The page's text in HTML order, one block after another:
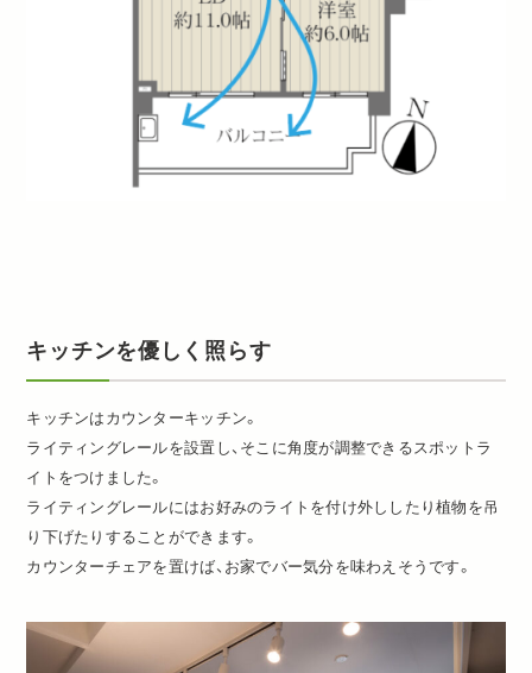
キッチンを優しく照らす
キッチンはカウンターキッチン。
ライティングレールを設置し、そこに角度が調整できるスポットラ
イトをつけました。
ライティングレールにはお好みのライトを付け外ししたり植物を吊
り下げたりすることができます。
カウンターチェアを置けば、お家でバー気分を味わえそうです。